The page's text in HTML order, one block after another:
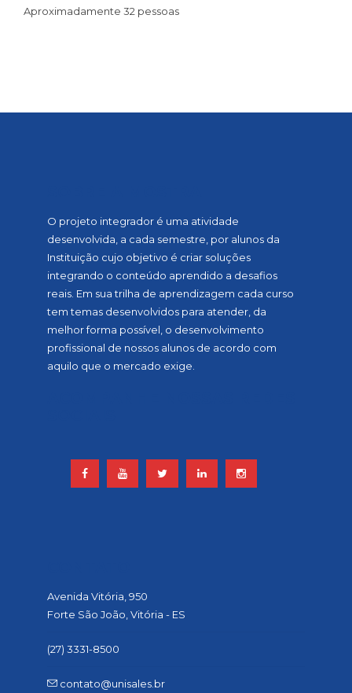
Aproximadamente 32 pessoas
O projeto integrador é uma atividade
desenvolvida, a cada semestre, por alunos da
Instituição cujo objetivo é criar soluções
integrando o conteúdo aprendido a desafios
reais. Em sua trilha de aprendizagem cada curso
tem temas desenvolvidos para atender, da
melhor forma possível, o desenvolvimento
profissional de nossos alunos de acordo com
aquilo que o mercado exige.
Avenida Vitória, 950
Forte São João, Vitória - ES
(27) 3331-8500
contato@unisales.br